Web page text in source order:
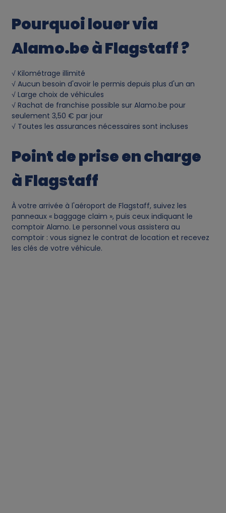
Pourquoi louer via
Alamo.be à Flagstaff ?
√ Kilométrage illimité
√ Aucun besoin d'avoir le permis depuis plus d'un an
√ Large choix de véhicules
√ Rachat de franchise possible sur Alamo.be pour
seulement 3,50 € par jour
√ Toutes les assurances nécessaires sont incluses
Point de prise en charge
à Flagstaff
À votre arrivée à l'aéroport de Flagstaff, suivez les
panneaux « baggage claim », puis ceux indiquant le
comptoir Alamo. Le personnel vous assistera au
comptoir : vous signez le contrat de location et recevez
les clés de votre véhicule.